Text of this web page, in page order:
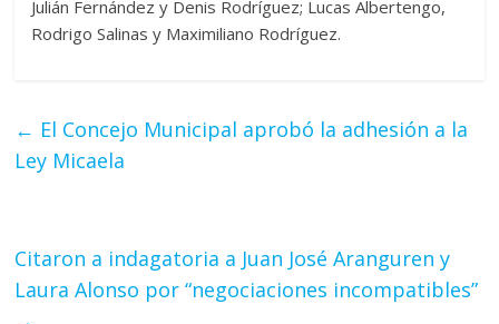
Julián Fernández y Denis Rodríguez; Lucas Albertengo,
Rodrigo Salinas y Maximiliano Rodríguez.
← El Concejo Municipal aprobó la adhesión a la
Ley Micaela
Citaron a indagatoria a Juan José Aranguren y
Laura Alonso por “negociaciones incompatibles”